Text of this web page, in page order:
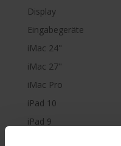
Display
Eingabegeräte
iMac 24"
iMac 27"
iMac Pro
iPad 10
iPad 9